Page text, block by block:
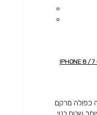
כפולה מרקם
שטח בנוי